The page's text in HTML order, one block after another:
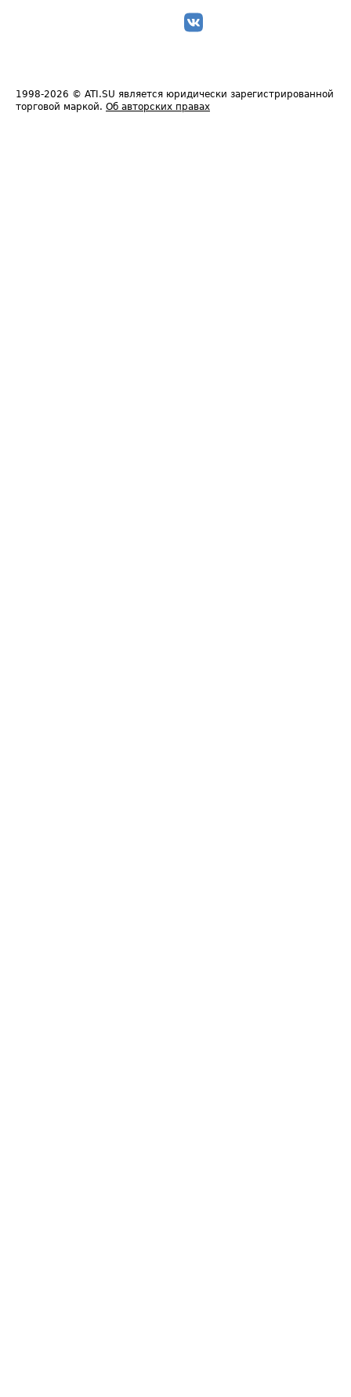
1998-2026 © ATI.SU является юридически зарегистрированной
торговой маркой. Об авторских правах